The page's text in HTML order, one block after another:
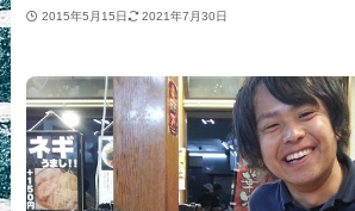
2015年5月15日 2021年7月30日